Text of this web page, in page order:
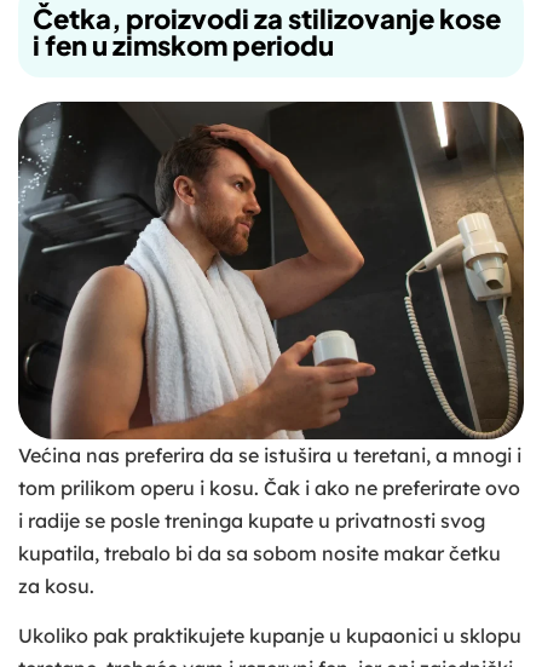
Četka, proizvodi za stilizovanje kose
i fen u zimskom periodu
Većina nas preferira da se istušira u teretani, a mnogi i
tom prilikom operu i kosu. Čak i ako ne preferirate ovo
i radije se posle treninga kupate u privatnosti svog
kupatila, trebalo bi da sa sobom nosite makar četku
za kosu.
Ukoliko pak praktikujete kupanje u kupaonici u sklopu